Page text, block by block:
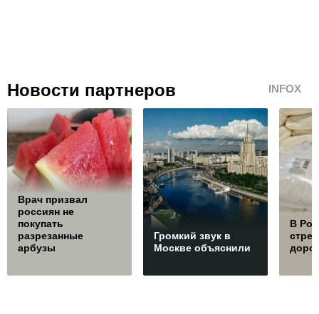
Новости партнеров INFOX
Врач призвал
россиян не
покупать
разрезанные
арбузы
Громкий звук в
Москве объяснили
В